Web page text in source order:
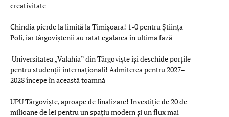
creativitate
Chindia pierde la limită la Timișoara! 1-0 pentru Știința
Poli, iar târgoviștenii au ratat egalarea în ultima fază
Universitatea „Valahia” din Târgoviște își deschide porțile
pentru studenții internaționali! Admiterea pentru 2027–
2028 începe în această toamnă
UPU Târgoviște, aproape de finalizare! Investiție de 20 de
milioane de lei pentru un spațiu modern și un flux mai